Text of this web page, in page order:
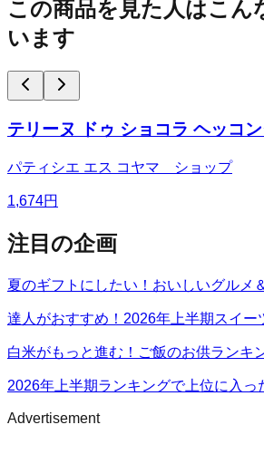
この商品を見た人はこん
います
テリーヌ ドゥ ショコラ ヘッコ
パティシエ エス コヤマ ショップ
1,674円
注目の企画
夏のギフトにしたい！おいしいグルメ
達人がおすすめ！2026年上半期スイー
白米がもっと進む！ご飯のお供ランキ
2026年上半期ランキングで上位に入っ
Advertisement